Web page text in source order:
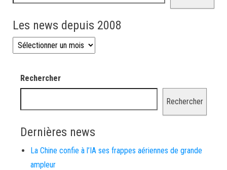
Les news depuis 2008
Les news depuis 2008
Rechercher
Rechercher
Dernières news
La Chine confie à l’IA ses frappes aériennes de grande
ampleur